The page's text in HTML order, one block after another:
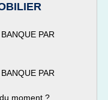
PAR
PAR
moment ?